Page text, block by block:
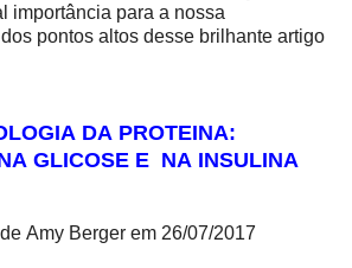
importância para a nossa
pontos altos desse brilhante artigo
DA PROTEINA:
GLICOSE E NA INSULINA
Amy Berger em 26/07/2017